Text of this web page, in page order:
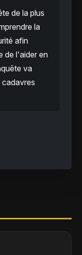
de la plus
la
afin
de l'aider en
va
cadavres